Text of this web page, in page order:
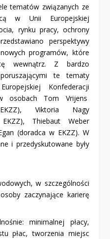
tematów związanych ze
w Unii Europejskiej
rynku pracy, ochrony
perspektywy
programów, które
wewnątrz. Z bardzo
te tematy
Konfederacji
osobach Tom Vrijens
Viktoria Nagy
Thiebaut Weber
(doradca w EKZZ). W
i przedyskutowane były
w szczególności
zaczynające karierę
minimalnej płacy,
płac, tworzenia miejsc